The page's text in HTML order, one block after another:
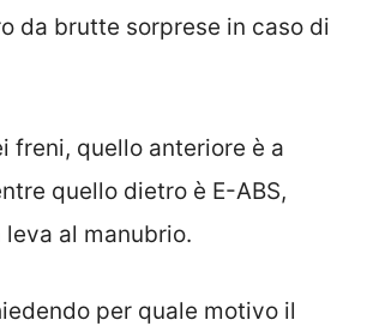
da brutte sorprese in caso di
freni, quello anteriore è a
quello dietro è E-ABS,
leva al manubrio.
per quale motivo il